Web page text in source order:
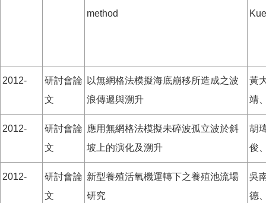
method
2012-
研討會論
文
以無網格法模擬海底崩移所造成之波
浪傳遞與溯升
黃
靖
2012-
研討會論
文
應用無網格法模擬未碎波孤立波於斜
坡上的演化及溯升
胡
俊
2012-
研討會論
文
新型養殖活氧機運轉下之養殖池流場
研究
吳
德